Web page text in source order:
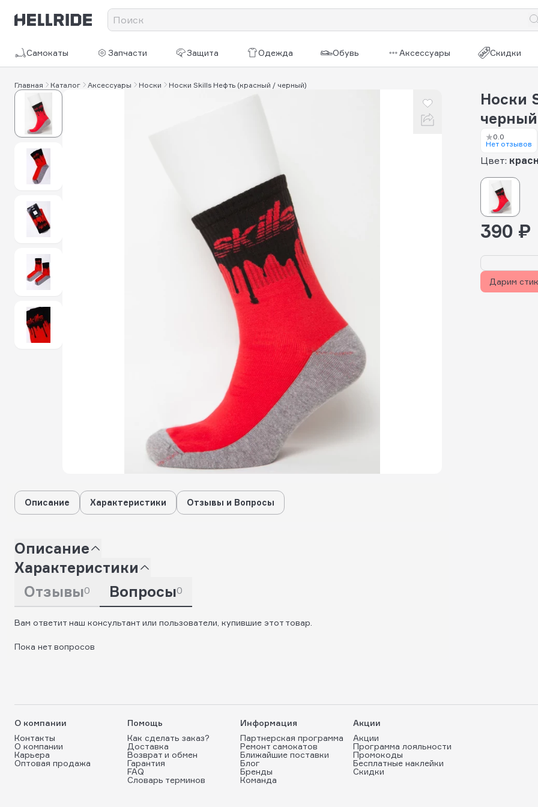
Самокаты Запчасти Защита Одежда Обувь Аксессуары Скидки
Главная Каталог Аксессуары Носки Носки Skills Нефть (красный / черный)
Носки
черный
0.0
Нет отзывов
Цвет:
390 ₽
Дарим
Описание Характеристики Отзывы и Вопросы
Описание
Характеристики
Отзывы0 Вопросы0
Вам ответит наш консультант или пользователи, купившие этот товар.
Пока нет вопросов
О компании
Контакты
О компании
Карьера
Оптовая продажа
Помощь
Как сделать заказ?
Доставка
Возврат и обмен
Гарантия
FAQ
Словарь терминов
Информация
Партнерская программа
Ремонт самокатов
Ближайшие поставки
Блог
Бренды
Команда
Акции
Акции
Программа лояльности
Промокоды
Бесплатные наклейки
Скидки